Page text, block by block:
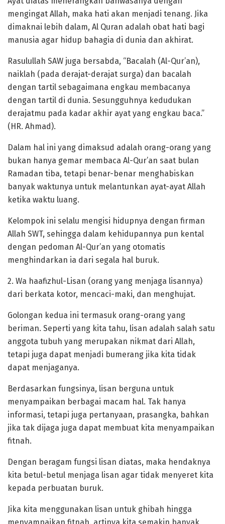
mengingat Allah, maka hati akan menjadi tenang. Jika
dimaknai lebih dalam, Al Quran adalah obat hati bagi
manusia agar hidup bahagia di dunia dan akhirat.
Rasulullah SAW juga bersabda, “Bacalah (Al-Qur’an),
naiklah (pada derajat-derajat surga) dan bacalah
dengan tartil sebagaimana engkau membacanya
dengan tartil di dunia. Sesungguhnya kedudukan
derajatmu pada kadar akhir ayat yang engkau baca.”
(HR. Ahmad).
Dalam hal ini yang dimaksud adalah orang-orang yang
bukan hanya gemar membaca Al-Qur’an saat bulan
Ramadan tiba, tetapi benar-benar menghabiskan
banyak waktunya untuk melantunkan ayat-ayat Allah
ketika waktu luang.
Kelompok ini selalu mengisi hidupnya dengan firman
Allah SWT, sehingga dalam kehidupannya pun kental
dengan pedoman Al-Qur’an yang otomatis
menghindarkan ia dari segala hal buruk.
2. Wa haafizhul-Lisan (orang yang menjaga lisannya)
dari berkata kotor, mencaci-maki, dan menghujat.
Golongan kedua ini termasuk orang-orang yang
beriman. Seperti yang kita tahu, lisan adalah salah satu
anggota tubuh yang merupakan nikmat dari Allah,
tetapi juga dapat menjadi bumerang jika kita tidak
dapat menjaganya.
Berdasarkan fungsinya, lisan berguna untuk
menyampaikan berbagai macam hal. Tak hanya
informasi, tetapi juga pertanyaan, prasangka, bahkan
jika tak dijaga juga dapat membuat kita menyampaikan
fitnah.
Dengan beragam fungsi lisan diatas, maka hendaknya
kita betul-betul menjaga lisan agar tidak menyeret kita
kepada perbuatan buruk.
Jika kita menggunakan lisan untuk ghibah hingga
menyampaikan fitnah, artinya kita semakin banyak